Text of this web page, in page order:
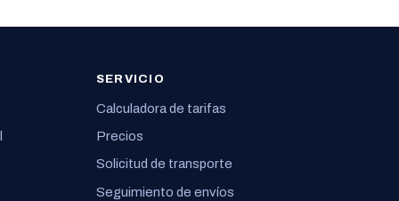
SERVICIO
Calculadora de tarifas
Precios
Solicitud de transporte
Seguimiento de envíos